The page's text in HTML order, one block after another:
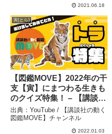
2021.06.18
寅(とら)
【図鑑MOVE】2022年の干
支【寅】にまつわる生きも
のクイズ特集！ – 【講談社
の動く図鑑MOVE】チャン
ネル
出典：YouTube / 【講談社の動く
図鑑MOVE】チャンネル
2022.01.03